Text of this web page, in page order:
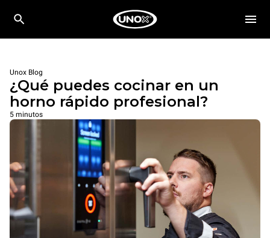
Unox Blog
¿Qué puedes cocinar en un
horno rápido profesional?
5 minutos